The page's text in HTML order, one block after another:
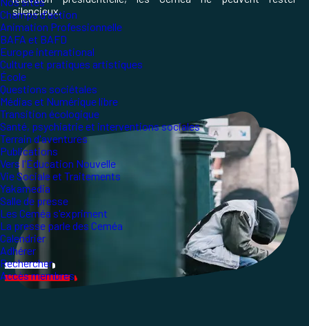
Champs d'action
Animation Professionnelle
BAFA et BAFD
Europe international
Culture et pratiques artistiques
École
Questions sociétales
Médias et Numérique libre
Transition écologique
Santé, psychiatrie et interventions sociales
Terrain d'aventures
Publications
Vers l'Éducation Nouvelle
Vie Sociale et Traitements
Yakamedia
Salle de presse
Les Ceméa s'expriment
La presse parle des Ceméa
Calendrier
Adhérer
Rechercher
Accès membres
silencieux.